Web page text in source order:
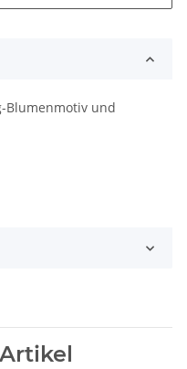
Blumenmotiv und